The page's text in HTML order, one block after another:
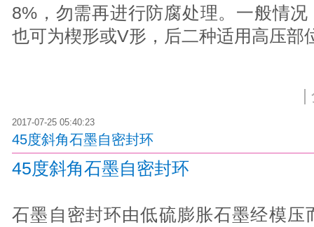
8%，勿需再进行防腐处理。一般情
也可为楔形或V形，后二种适用高压部
2017-07-25 05:40:23
45度斜角石墨自密封环
45度斜角石墨自密封环
石墨自密封环由低硫膨胀石墨经模压